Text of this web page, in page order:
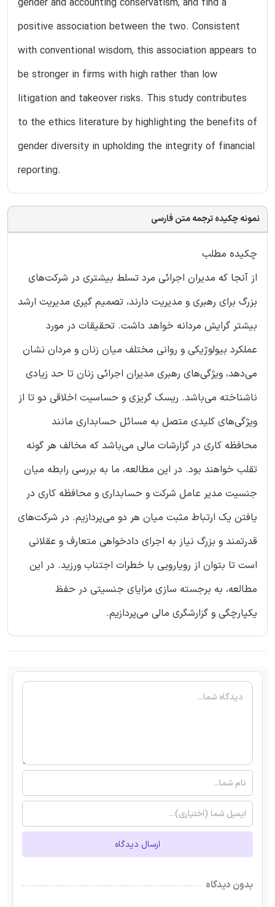
gender and accounting conservatism, and find a
positive association between the two. Consistent
with conventional wisdom, this association appears to
be stronger in firms with high rather than low
litigation and takeover risks. This study contributes
to the ethics literature by highlighting the benefits of
gender diversity in upholding the integrity of financial
reporting.
نمونه چکیده ترجمه متن فارسی
چکیده مطلب
از آنجا که مدیران اجرائی مرد تسلط بیشتری در شرکت‌های
بزرگ برای رهبری و مدیریت دارند، تصمیم گیری مدیریت ارشد
بیشتر گرایش مردانه خواهد داشت. تحقیقات در مورد
عملکرد بیولوژیکی و روانی مختلف میان زنان و مردان نشان
می‌دهد، ویژگی‌های رهبری مدیران اجرائی زنان تا حد زیادی
ناشناخته می‌باشد. ریسک گریزی و حساسیت اخلاقی دو تا از
ویژگی‌های کلیدی متصل به مسائل حسابداری مانند
محافظه کاری در گزارشات مالی می‌باشد که مخالف هر گونه
تقلب خواهند بود. در این مطالعه، ما به بررسی رابطه میان
جنسیت مدیر عامل شرکت و حسابداری و محافظه کاری در
یافتن یک ارتباط مثبت میان هر دو می‌پردازیم. در شرکت‌های
قدرتمند و بزرگ نیاز به اجرای دادخواهی متعارف و عقلانی
است تا بتوان از رویارویی با خطرات اجتناب ورزید. در این
مطالعه، به برجسته سازی مزایای جنسیتی در حفظ
یکپارچگی و گزارشگری مالی می‌پردازیم.
ارسال دیدگاه
بدون دیدگاه